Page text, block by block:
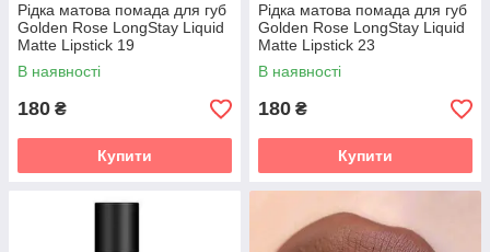
Рідка матова помада для губ
Golden Rose LongStay Liquid
Matte Lipstick 19
В наявності
180 ₴
Купити
Рідка матова помада для губ
Golden Rose LongStay Liquid
Matte Lipstick 23
В наявності
180 ₴
Купити